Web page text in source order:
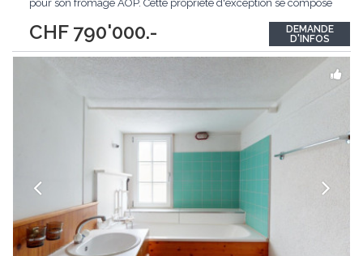
CHF 790'000.-
pour son fromage AOP. Cette propriété d'exception se compose
entièrement aménagé comprenant bureau, buanderie et
carnotzet.Le chalet bénéficie...
DEMANDE
D'INFOS